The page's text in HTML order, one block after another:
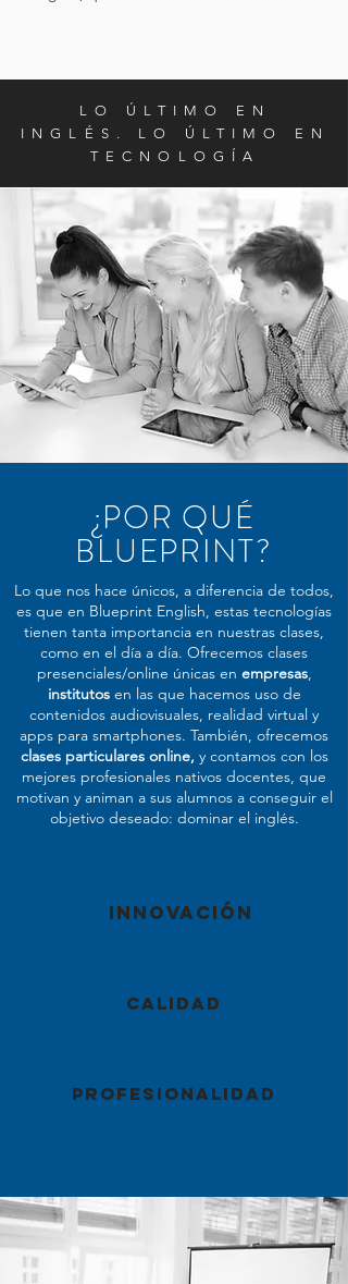
LO ÚLTIMO EN
INGLÉS. LO ÚLTIMO EN
TECNOLOGÍA
¿POR QUÉ
BLUEPRINT?
Lo que nos hace únicos, a diferencia de todos,
es que en Blueprint English, estas tecnologías
tienen tanta importancia en nuestras clases,
como en el día a día. Ofrecemos clases
presenciales/online únicas en empresas,
institutos en las que hacemos uso de
contenidos audiovisuales, realidad virtual y
apps para smartphones. También, ofrecemos
clases particulares online, y contamos con los
mejores profesionales nativos docentes, que
motivan y animan a sus alumnos a conseguir el
objetivo deseado: dominar el inglés.
INNOVACIÓN
CALIDAD
PROFESIONALIDAD